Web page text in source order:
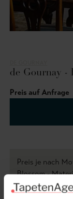
de Gournay -
Preis auf Anfrage
Preis je nach
Blossom -
ab 700 Euro